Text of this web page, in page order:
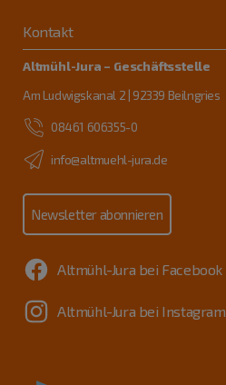
Kontakt
Altmühl-Jura – Geschäftsstelle
Am Ludwigskanal 2 | 92339 Beilngries
08461 606355-0
info@altmuehl-jura.de
Newsletter abonnieren
Altmühl-Jura bei Facebook
Altmühl-Jura bei Instagram